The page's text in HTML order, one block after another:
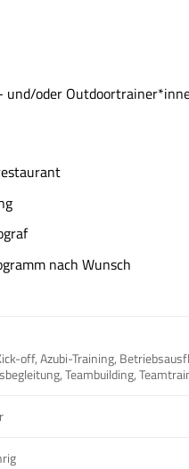
und/oder
nach Wunsch
off, Azubi-Training,
Teambuilding,